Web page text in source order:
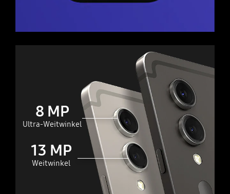
8 MP
Ultra-Weitwinkel
13 MP
Weitwinkel